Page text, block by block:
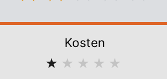
Kosten
★ ★ ★ ★ ★